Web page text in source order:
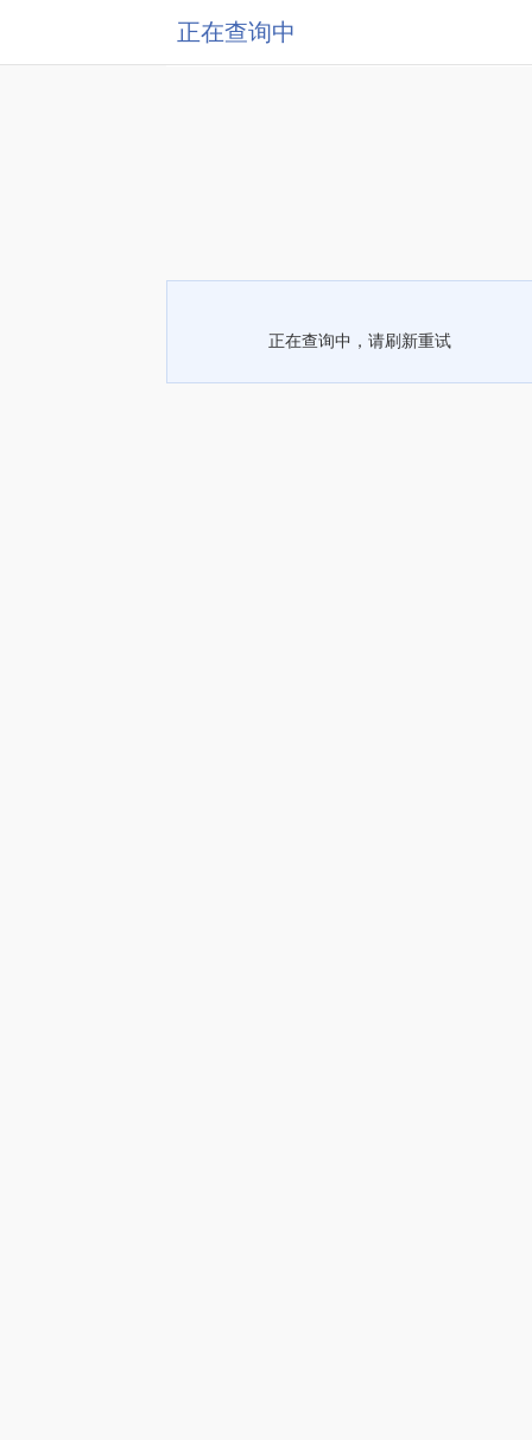
正在查询中
正在查询中，请刷新重试